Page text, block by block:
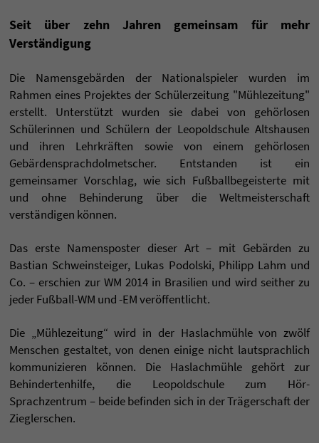
Seit über zehn Jahren gemeinsam für mehr
Verständigung
Die Namensgebärden der Nationalspieler wurden im
Rahmen eines Projektes der Schülerzeitung "Mühlezeitung"
erstellt. Unterstützt wurden sie dabei von gehörlosen
Schülerinnen und Schülern der Leopoldschule Altshausen
und ihren Lehrkräften sowie von einem gehörlosen
Gebärdensprachdolmetscher. Entstanden ist ein
gemeinsamer Vorschlag, wie sich Fußballbegeisterte mit
und ohne Behinderung über die Weltmeisterschaft
verständigen können.
Das erste Namensposter dieser Art – mit Gebärden zu
Bastian Schweinsteiger, Lukas Podolski, Philipp Lahm und
Co. – erschien zur WM 2014 in Brasilien und wird seither zu
jeder Fußball-WM und -EM veröffentlicht.
Die „Mühlezeitung“ wird in der Haslachmühle von zwölf
Menschen gestaltet, von denen einige nicht lautsprachlich
kommunizieren können. Die Haslachmühle gehört zur
Behindertenhilfe, die Leopoldschule zum Hör-
Sprachzentrum – beide befinden sich in der Trägerschaft der
Zieglerschen.